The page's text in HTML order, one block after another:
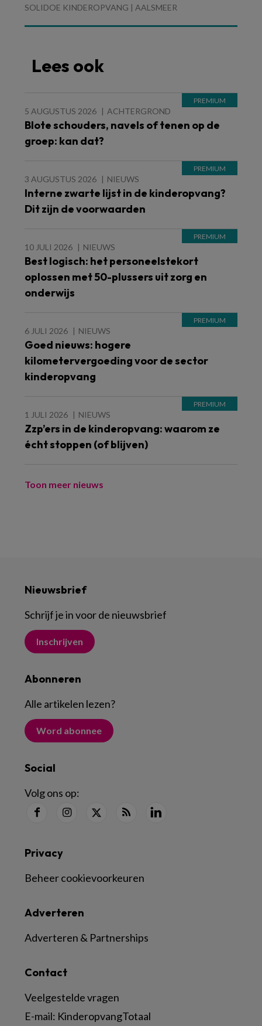
SOLIDOE KINDEROPVANG | AALSMEER
Lees ook
5 AUGUSTUS 2026 ACHTERGROND
Blote schouders, navels of tenen op de
groep: kan dat?
3 AUGUSTUS 2026 NIEUWS
Interne zwarte lijst in de kinderopvang?
Dit zijn de voorwaarden
10 JULI 2026 NIEUWS
Best logisch: het personeelstekort
oplossen met 50-plussers uit zorg en
onderwijs
6 JULI 2026 NIEUWS
Goed nieuws: hogere
kilometervergoeding voor de sector
kinderopvang
1 JULI 2026 NIEUWS
Zzp’ers in de kinderopvang: waarom ze
écht stoppen (of blijven)
Toon meer nieuws
Nieuwsbrief
Schrijf je in voor de nieuwsbrief
Inschrijven
Abonneren
Alle artikelen lezen?
Word abonnee
Social
Volg ons op:
Contact
Veelgestelde vragen
E-mail: KinderopvangTotaal
Adverteren
Adverteren & Partnerships
Privacy
Beheer cookievoorkeuren